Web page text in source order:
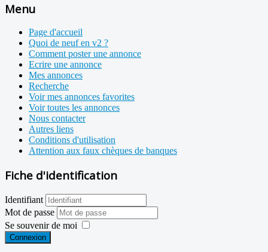
Menu
Page d'accueil
Quoi de neuf en v2 ?
Comment poster une annonce
Ecrire une annonce
Mes annonces
Recherche
Voir mes annonces favorites
Voir toutes les annonces
Nous contacter
Autres liens
Conditions d'utilisation
Attention aux faux chèques de banques
Fiche d'identification
Identifiant
Mot de passe
Se souvenir de moi
Connexion